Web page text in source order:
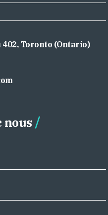
402, Toronto (Ontario)
nous